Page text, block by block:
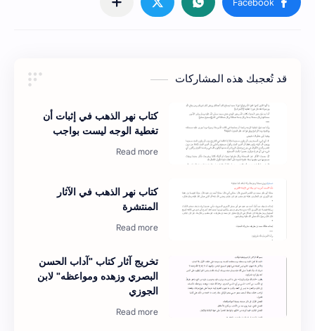
قد تُعجبك هذه المشاركات
كتاب نهر الذهب في إثبات أن
تغطية الوجه ليست بواجب
كتاب نهر الذهب في الآثار
المنتشرة
تخريج آثار كتاب "آداب الحسن
البصري وزهده ومواعظه" لابن
الجوزي